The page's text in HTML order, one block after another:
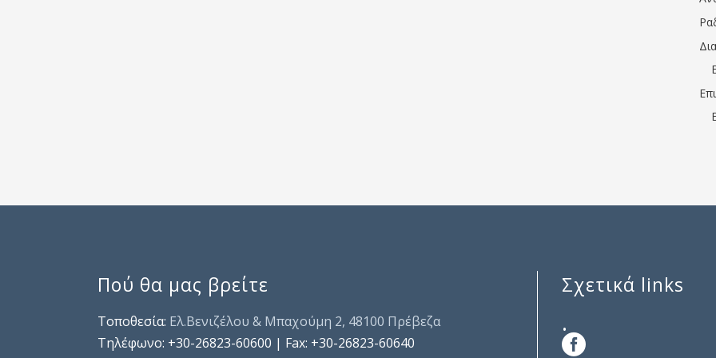
Πού θα μας βρείτε
Τοποθεσία: Ελ.Βενιζέλου & Μπαχούμη 2, 48100 Πρέβεζα
Τηλέφωνo: +30-26823-60600 | Fax: +30-26823-60640
Σχετικά links
.